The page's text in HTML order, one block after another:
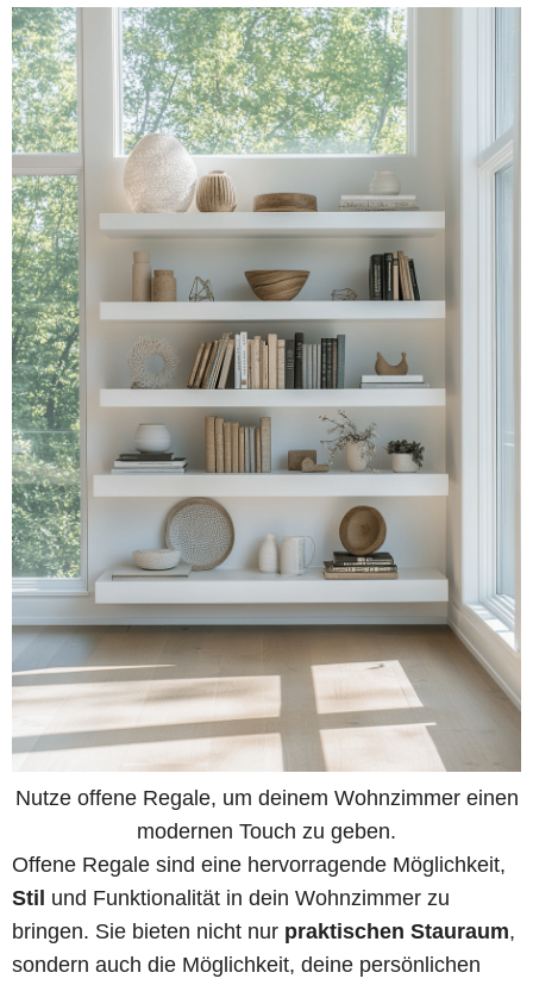
Nutze offene Regale, um deinem Wohnzimmer einen
modernen Touch zu geben.
Offene Regale sind eine hervorragende Möglichkeit,
Stil und Funktionalität in dein Wohnzimmer zu
bringen. Sie bieten nicht nur praktischen Stauraum,
sondern auch die Möglichkeit, deine persönlichen